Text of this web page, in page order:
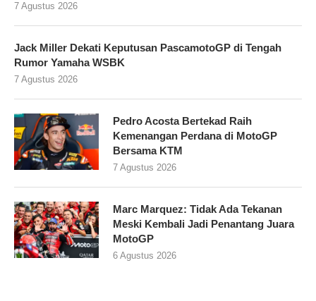
7 Agustus 2026
Jack Miller Dekati Keputusan PascamotoGP di Tengah
Rumor Yamaha WSBK
7 Agustus 2026
Pedro Acosta Bertekad Raih
Kemenangan Perdana di MotoGP
Bersama KTM
7 Agustus 2026
Marc Marquez: Tidak Ada Tekanan
Meski Kembali Jadi Penantang Juara
MotoGP
6 Agustus 2026